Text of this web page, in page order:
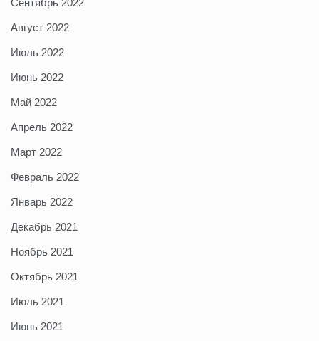
Август 2022
Июль 2022
Июнь 2022
Май 2022
Апрель 2022
Март 2022
Февраль 2022
Январь 2022
Декабрь 2021
Ноябрь 2021
Октябрь 2021
Июль 2021
Июнь 2021